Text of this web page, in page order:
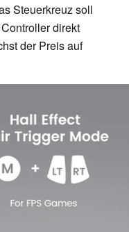
Steuerkreuz soll
direkt
der Preis auf